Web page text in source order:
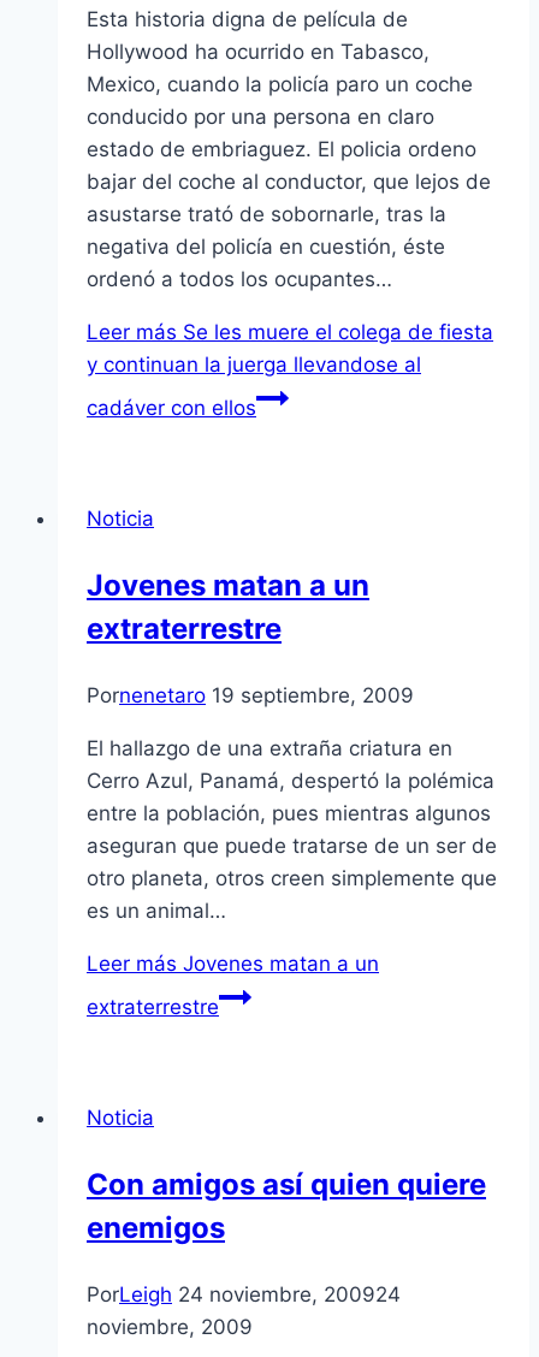
Esta historia digna de película de
Hollywood ha ocurrido en Tabasco,
Mexico, cuando la policía paro un coche
conducido por una persona en claro
estado de embriaguez. El policia ordeno
bajar del coche al conductor, que lejos de
asustarse trató de sobornarle, tras la
negativa del policía en cuestión, éste
ordenó a todos los ocupantes…
Leer más Se les muere el colega de fiesta
y continuan la juerga llevandose al
cadáver con ellos
Noticia
Jovenes matan a un
extraterrestre
Pornenetaro 19 septiembre, 2009
El hallazgo de una extraña criatura en
Cerro Azul, Panamá, despertó la polémica
entre la población, pues mientras algunos
aseguran que puede tratarse de un ser de
otro planeta, otros creen simplemente que
es un animal…
Leer más Jovenes matan a un
extraterrestre
Noticia
Con amigos así­ quien quiere
enemigos
PorLeigh 24 noviembre, 200924
noviembre, 2009